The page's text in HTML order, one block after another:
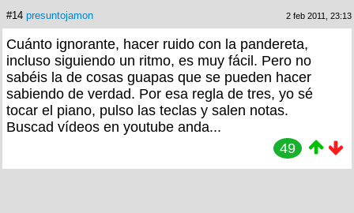
#14 presuntojamon 2 feb 2011, 23:13
Cuánto ignorante, hacer ruido con la pandereta,
incluso siguiendo un ritmo, es muy fácil. Pero no
sabéis la de cosas guapas que se pueden hacer
sabiendo de verdad. Por esa regla de tres, yo sé
tocar el piano, pulso las teclas y salen notas.
Buscad vídeos en youtube anda...
49